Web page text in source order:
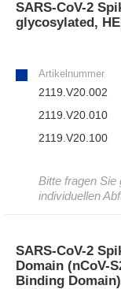
SARS-CoV-2
glycosylated,
Artikelnummer
2119.V20.002
2119.V20.010
2119.V20.100
Bitte fragen Sie
individuellen
SARS-CoV-2
Domain (nCoV-
Binding Domain)